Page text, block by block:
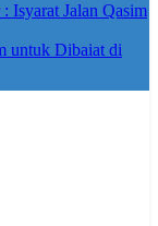
Isyarat Jalan Qasim
untuk Dibaiat di